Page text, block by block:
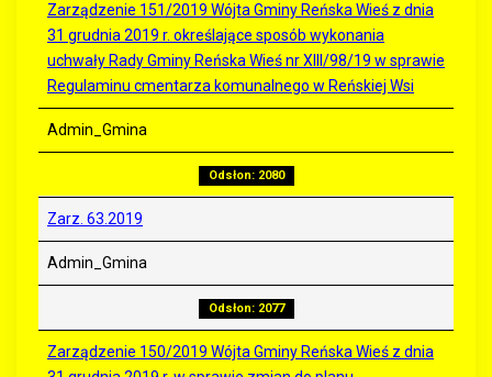
Zarządzenie 151/2019 Wójta Gminy Reńska Wieś z dnia
31 grudnia 2019 r. określające sposób wykonania
uchwały Rady Gminy Reńska Wieś nr XIII/98/19 w sprawie
Regulaminu cmentarza komunalnego w Reńskiej Wsi
Admin_Gmina
Odsłon: 2080
Zarz. 63.2019
Admin_Gmina
Odsłon: 2077
Zarządzenie 150/2019 Wójta Gminy Reńska Wieś z dnia